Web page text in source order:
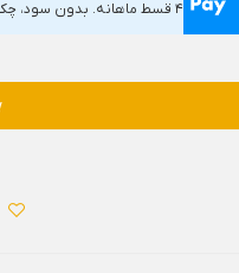
۴ قسط ماهانه. بدون سود، چک و ضامن.